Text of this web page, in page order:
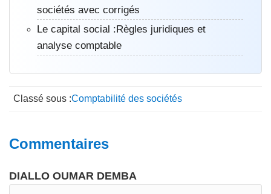
sociétés avec corrigés
Le capital social :Règles juridiques et
analyse comptable
Classé sous :Comptabilité des sociétés
Interactions
lecteur
Commentaires
DIALLO OUMAR DEMBA